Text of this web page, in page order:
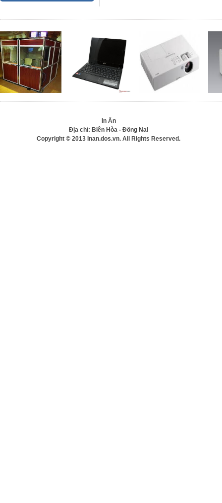
In Ấn
Địa chỉ: Biên Hòa - Đồng Nai
Copyright © 2013 Inan.dos.vn. All Rights Reserved.